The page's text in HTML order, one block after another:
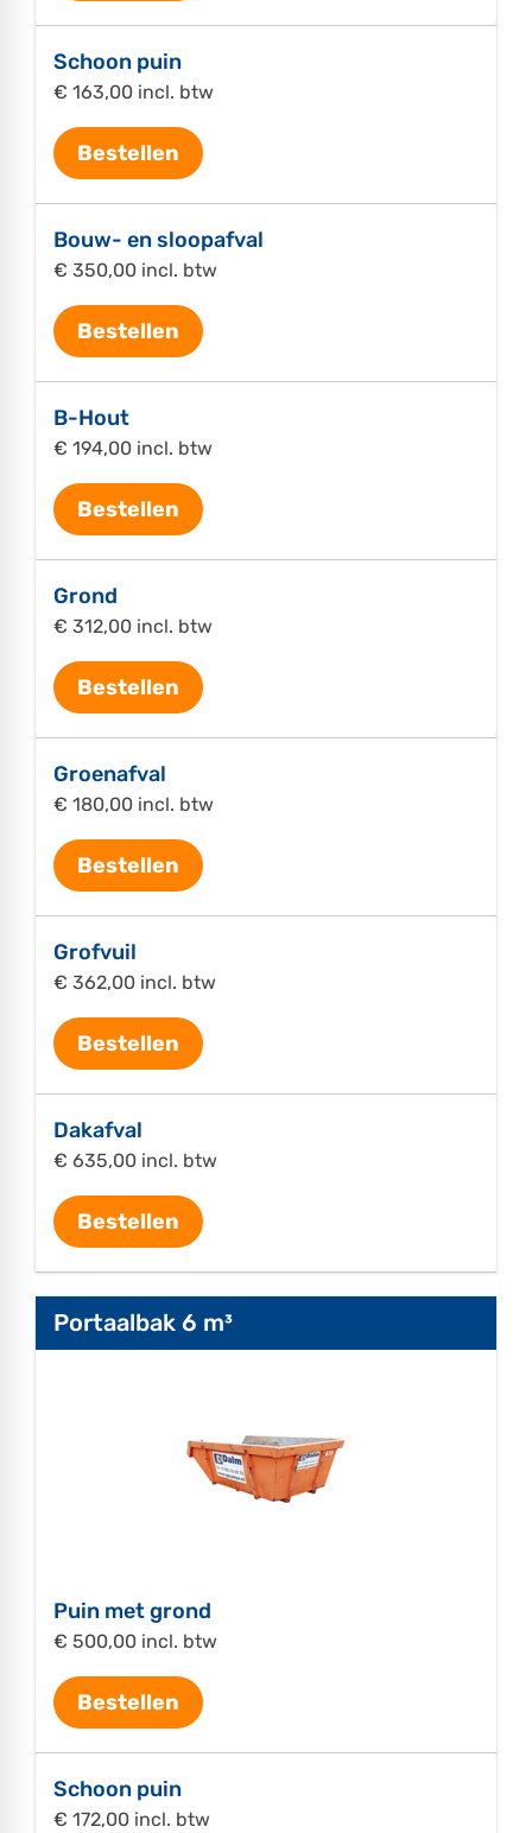
Schoon puin
€ 163,00 incl. btw
Bestellen
Bouw- en sloopafval
€ 350,00 incl. btw
Bestellen
B-Hout
€ 194,00 incl. btw
Bestellen
Grond
€ 312,00 incl. btw
Bestellen
Groenafval
€ 180,00 incl. btw
Bestellen
Grofvuil
€ 362,00 incl. btw
Bestellen
Dakafval
€ 635,00 incl. btw
Bestellen
Portaalbak 6 m³
Puin met grond
€ 500,00 incl. btw
Bestellen
Schoon puin
€ 172,00 incl. btw